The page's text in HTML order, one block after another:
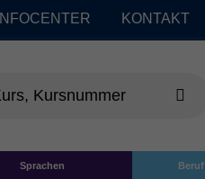
INFOCENTER KONTAKT
Sprachen